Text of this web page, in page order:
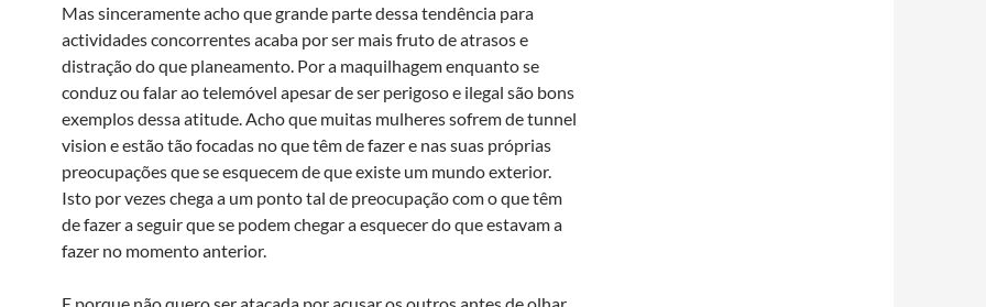
Mas sinceramente acho que grande parte dessa tendência para
actividades concorrentes acaba por ser mais fruto de atrasos e
distração do que planeamento. Por a maquilhagem enquanto se
conduz ou falar ao telemóvel apesar de ser perigoso e ilegal são bons
exemplos dessa atitude. Acho que muitas mulheres sofrem de tunnel
vision e estão tão focadas no que têm de fazer e nas suas próprias
preocupações que se esquecem de que existe um mundo exterior.
Isto por vezes chega a um ponto tal de preocupação com o que têm
de fazer a seguir que se podem chegar a esquecer do que estavam a
fazer no momento anterior.